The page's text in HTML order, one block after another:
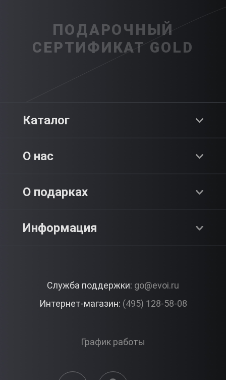
ПОДАРОЧНЫЙ
СЕРТИФИКАТ GOLD
Каталог
Premium
О нас
О компании
Контакты
О подарках
Как это работает?
Вопросы и ответы
Информация
Корпоративные подарки
Служба поддержки: go@evoi.ru
Интернет-магазин: (495) 128-58-08
График работы